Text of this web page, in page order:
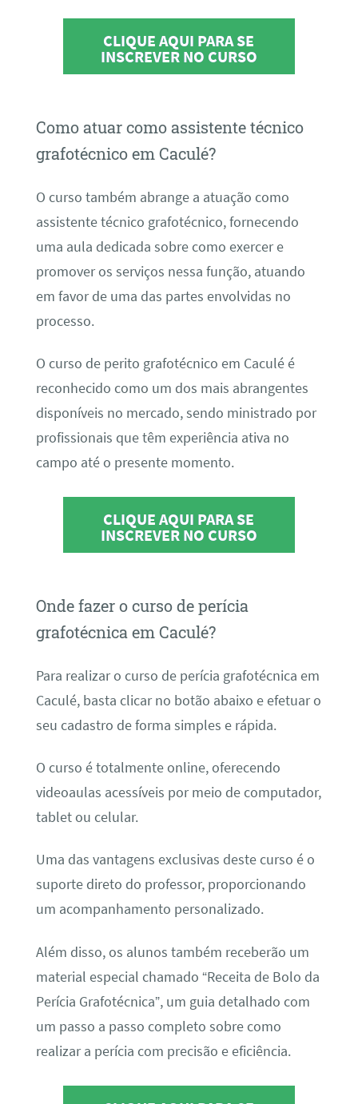
CLIQUE AQUI PARA SE
INSCREVER NO CURSO
Como atuar como assistente técnico
grafotécnico em Caculé?
O curso também abrange a atuação como
assistente técnico grafotécnico, fornecendo
uma aula dedicada sobre como exercer e
promover os serviços nessa função, atuando
em favor de uma das partes envolvidas no
processo.
O curso de perito grafotécnico em Caculé é
reconhecido como um dos mais abrangentes
disponíveis no mercado, sendo ministrado por
profissionais que têm experiência ativa no
campo até o presente momento.
CLIQUE AQUI PARA SE
INSCREVER NO CURSO
Onde fazer o curso de perícia
grafotécnica em Caculé?
Para realizar o curso de perícia grafotécnica em
Caculé, basta clicar no botão abaixo e efetuar o
seu cadastro de forma simples e rápida.
O curso é totalmente online, oferecendo
videoaulas acessíveis por meio de computador,
tablet ou celular.
Uma das vantagens exclusivas deste curso é o
suporte direto do professor, proporcionando
um acompanhamento personalizado.
Além disso, os alunos também receberão um
material especial chamado “Receita de Bolo da
Perícia Grafotécnica”, um guia detalhado com
um passo a passo completo sobre como
realizar a perícia com precisão e eficiência.